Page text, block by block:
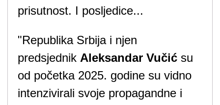
prisutnost. I posljedice...
"Republika Srbija i njen
predsjednik Aleksandar Vučić su
od početka 2025. godine su vidno
intenzivirali svoje propagandne i